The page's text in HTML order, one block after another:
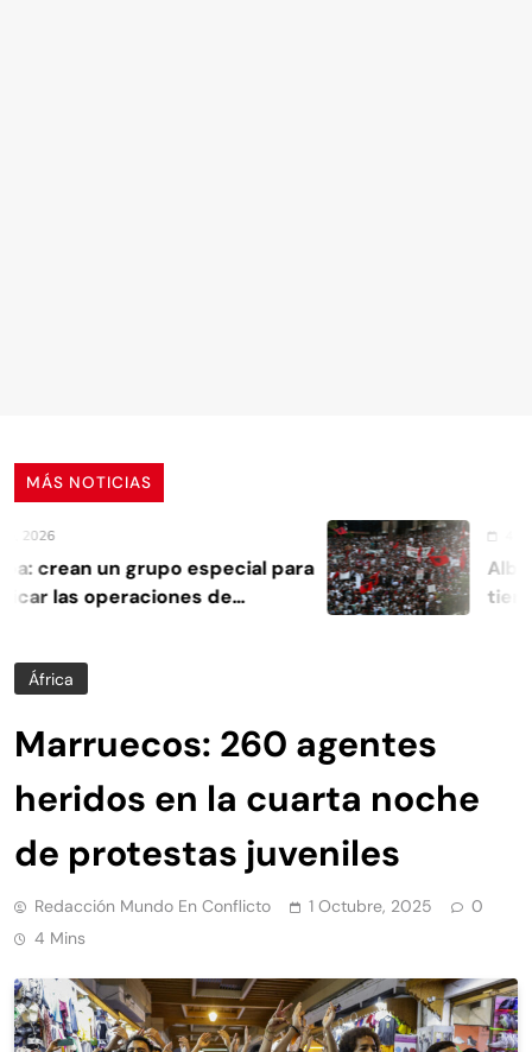
MÁS NOTICIAS
crean un grupo especial para
las operaciones de
4
tierras
África
Marruecos: 260 agentes
heridos en la cuarta noche
de protestas juveniles
Redacción Mundo En Conflicto 1 Octubre, 2025
0
4 Mins